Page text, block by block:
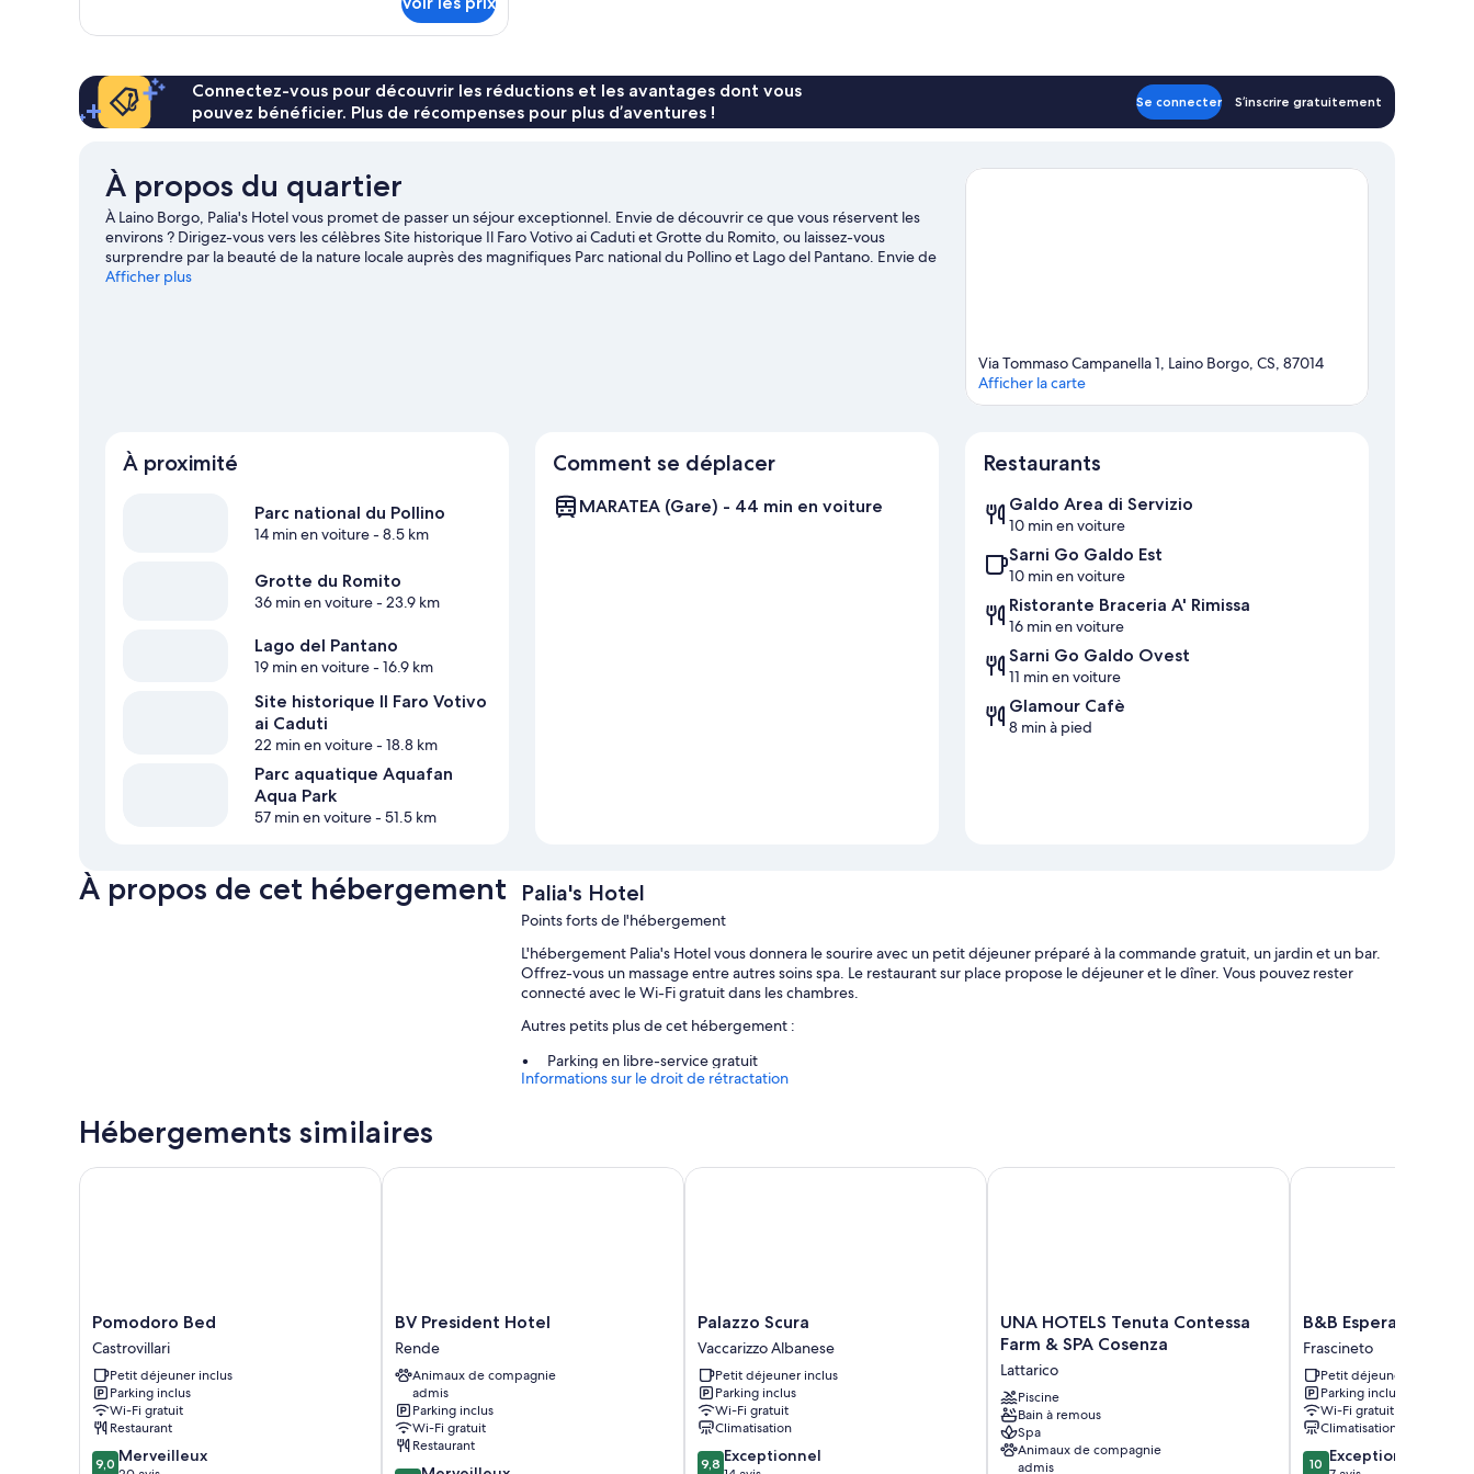
le
chambre
Chambre
Connectez-vous pour découvrir les réductions et les avantages dont vous
pouvez bénéficier. Plus de récompenses pour plus d’aventures !
Se connecter S’inscrire gratuitement
À propos du quartier
À Laino Borgo, Palia's Hotel vous promet de passer un séjour exceptionnel. Envie de découvrir ce que vous réservent les
environs ? Dirigez-vous vers les célèbres Site historique Il Faro Votivo ai Caduti et Grotte du Romito, ou laissez-vous
surprendre par la beauté de la nature locale auprès des magnifiques Parc national du Pollino et Lago del Pantano. Envie de
faire le plein d'aventures ? La région a pile ce qu'il vous faut ! Profitez de votre séjour pour vous adonner à des activités
Afficher plus
Via Tommaso Campanella 1, Laino Borgo, CS, 87014
Afficher la carte
À proximité
Parc national du Pollino
14 min en voiture- 8.5 km
Grotte du Romito
36 min en voiture- 23.9 km
Lago del Pantano
19 min en voiture- 16.9 km
Site historique Il Faro Votivo
ai Caduti
22 min en voiture- 18.8 km
Parc aquatique Aquafan
Aqua Park
57 min en voiture- 51.5 km
Comment se déplacer
MARATEA (Gare) - 44 min en voiture
Restaurants
Galdo Area di Servizio
10 min en voiture
Sarni Go Galdo Est
10 min en voiture
Ristorante Braceria A' Rimissa
16 min en voiture
Sarni Go Galdo Ovest
11 min en voiture
Glamour Cafè
8 min à pied
À propos de cet hébergement Palia's Hotel
Points forts de l'hébergement
L'hébergement Palia's Hotel vous donnera le sourire avec un petit déjeuner préparé à la commande gratuit, un jardin et un bar.
Offrez-vous un massage entre autres soins spa. Le restaurant sur place propose le déjeuner et le dîner. Vous pouvez rester
connecté avec le Wi-Fi gratuit dans les chambres.
Autres petits plus de cet hébergement :
Parking en libre-service gratuit
Télévision dans le hall, hébergement non-fumeurs et bagagiste/groom
Informations sur le droit de rétractation
Hébergements similaires
Pomodoro
Bed
Castrovillari
Pomodoro Bed
Castrovillari
Petit déjeuner inclus
Parking inclus
Wi-Fi gratuit
Restaurant
9.0
9,0 Merveilleux
Pomodoro Bed
BV
President
Hotel
Rende
BV President Hotel
Rende
Animaux de compagnie
admis
Parking inclus
Wi-Fi gratuit
Restaurant
BV President Hotel
Palazzo
Scura
Vaccarizzo
Albanese
Palazzo Scura
Vaccarizzo Albanese
Petit déjeuner inclus
Parking inclus
Wi-Fi gratuit
Climatisation
9.8
9,8 Exceptionnel
Palazzo Scura
UNA
HOTELS
Contessa
Farm
&
SPA
Cosenza
UNA HOTELS Tenuta Contessa
Farm & SPA Cosenza
Lattarico
Piscine
Bain à remous
Spa
Animaux de compagnie
admis
UNA HOTELS Tenuta Contessa Farm & SPA Cosenza
B&B
Esperanca
Frascineto
B&B Esperanca
Frascineto
Petit déjeuner inclus
Parking inclus
Wi-Fi gratuit
Climatisation
10.0
10 Exceptionnel
B&B Esperanca